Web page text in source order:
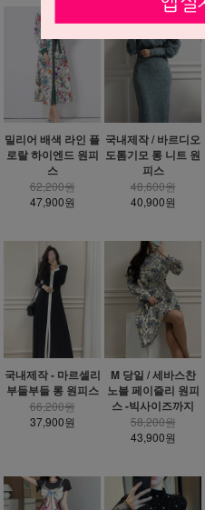
밀리어 배색 라인 플
로랄 하이엔드 원피
스
62,200원
47,900원
국내제작 / 바르디오
도톰기모 롱 니트 원
피스
48,600원
40,900원
국내제작 - 마르셀리
부들부들 롱 원피스
66,200원
37,900원
M 당일 / 세바스찬
노블 페이즐리 원피
스 -빅사이즈까지
58,200원
43,900원